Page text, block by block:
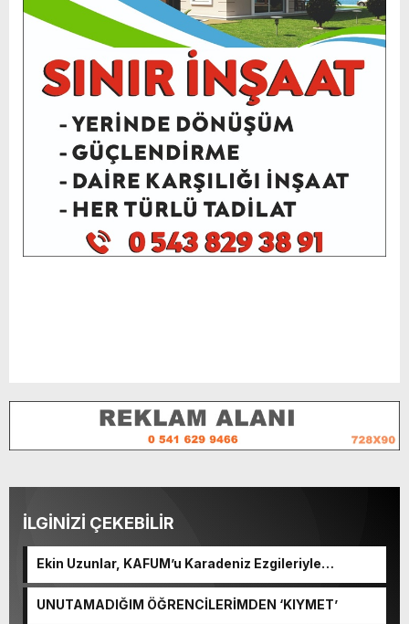
İLGİNİZİ ÇEKEBİLİR
Ekin Uzunlar, KAFUM’u Karadeniz Ezgileriyle
UNUTAMADIĞIM ÖĞRENCİLERİMDEN ‘KIYMET’